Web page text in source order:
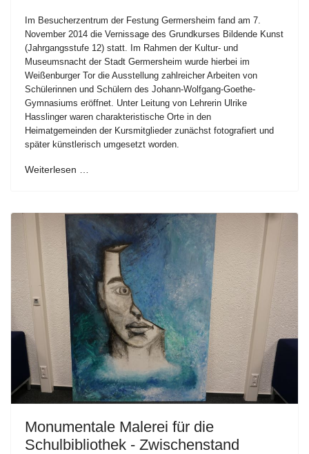
Im Besucherzentrum der Festung Germersheim fand am 7.
November 2014 die Vernissage des Grundkurses Bildende Kunst
(Jahrgangsstufe 12) statt. Im Rahmen der Kultur- und
Museumsnacht der Stadt Germersheim wurde hierbei im
Weißenburger Tor die Ausstellung zahlreicher Arbeiten von
Schülerinnen und Schülern des Johann-Wolfgang-Goethe-
Gymnasiums eröffnet. Unter Leitung von Lehrerin Ulrike
Hasslinger waren charakteristische Orte in den
Heimatgemeinden der Kursmitglieder zunächst fotografiert und
später künstlerisch umgesetzt worden.
Weiterlesen …
Monumentale Malerei für die
Schulbibliothek - Zwischenstand